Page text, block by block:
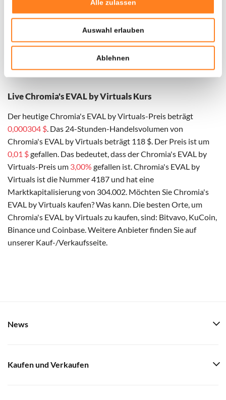
Alle zulassen
Auswahl erlauben
Ablehnen
Live Chromia's EVAL by Virtuals Kurs
Der heutige Chromia's EVAL by Virtuals-Preis beträgt
0,000304 $. Das 24-Stunden-Handelsvolumen von
Chromia's EVAL by Virtuals beträgt 118 $. Der Preis ist um
0,01 $gefallen. Das bedeutet, dass der Chromia's EVAL by
Virtuals-Preis um 3,00% gefallen ist. Chromia's EVAL by
Virtuals ist die Nummer 4187 und hat eine
Marktkapitalisierung von 304.002. Möchten Sie Chromia's
EVAL by Virtuals kaufen? Was kann. Die besten Orte, um
Chromia's EVAL by Virtuals zu kaufen, sind: Bitvavo, KuCoin,
Binance und Coinbase. Weitere Anbieter finden Sie auf
unserer Kauf-/Verkaufsseite.
FürChromia's EVAL by Virtualshaben wir historische
, das hypothetische erste
News
Kaufen und Verkaufen